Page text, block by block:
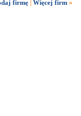
firmę | Więcej firm »